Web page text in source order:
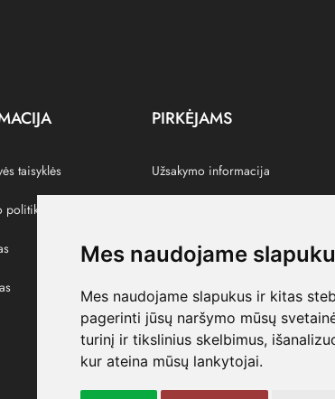
Mes naudojame
Mes naudojame slapukus ir kitas
pagerinti jūsų naršymo mūsų
turinį ir tikslinius skelbimus,
kur ateina mūsų lankytojai.
taisyklės
PIRKĖJAMS
Užsakymo informacija
Paskyra
Pamėgtos prekės